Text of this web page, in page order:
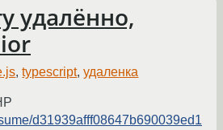
удалённо,
,typescript,удаленка
d31939afff08647b690039ed1